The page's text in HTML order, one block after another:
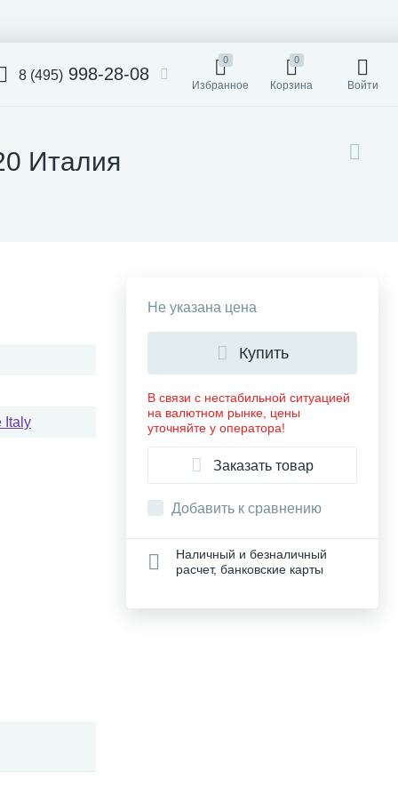
8 (495) 998-28-08
0
Избранное
0
Корзина Войти
Италия
Italy
Не указана цена
Купить
В связи с нестабильной ситуацией
на валютном рынке, цены
уточняйте у оператора!
Заказать товар
Добавить к сравнению
Наличный и безналичный
расчет, банковские карты